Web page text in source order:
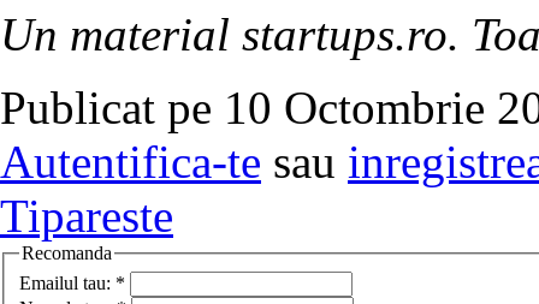
Un material startups.ro.
Publicat pe 10 Octombrie
Autentifica-te sau
Tipareste
Recomanda
Emailul tau: *